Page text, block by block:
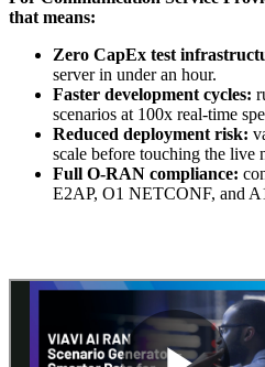
that means:
Zero CapEx test
server in under an hour.
Faster development cycles:
scenarios at 100x real-time
Reduced deployment risk:
scale before touching the live
Full O-RAN compliance:
E2AP, O1 NETCONF, and